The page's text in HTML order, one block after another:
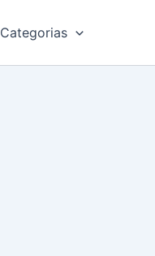
Categorias